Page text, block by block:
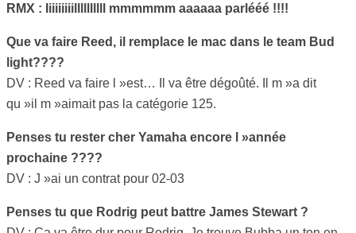
RMX : Iiiiiiiiillllllllll mmmmmm aaaaaa parlééé !!!!
Que va faire Reed, il remplace le mac dans le team Bud
light????
DV : Reed va faire l »est… Il va être dégoûté. Il m »a dit
qu »il m »aimait pas la catégorie 125.
Penses tu rester cher Yamaha encore l »année
prochaine ????
DV : J »ai un contrat pour 02-03
Penses tu que Rodrig peut battre James Stewart ?